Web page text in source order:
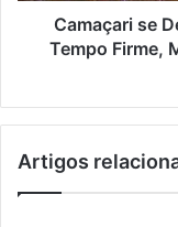
Camaçari se
Tempo Firme,
Artigos